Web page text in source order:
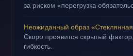
за риском «перегрузка
Неожиданный образ «Стеклянная
Скоро проявится скрытый
гибкость.